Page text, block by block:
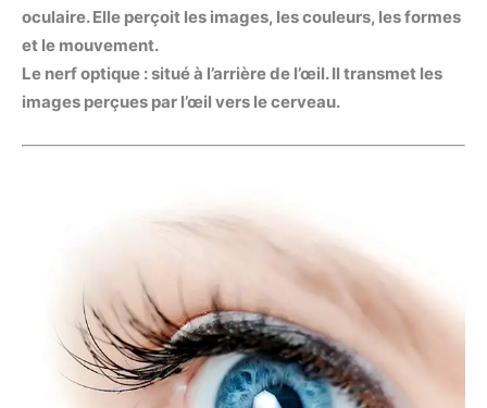
oculaire. Elle perçoit les images, les couleurs, les formes
et le mouvement.
Le nerf optique : situé à l’arrière de l’œil. Il transmet les
images perçues par l’œil vers le cerveau.